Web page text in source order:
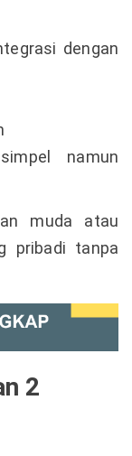
dengan
namun
muda atau
pribadi tanpa
2